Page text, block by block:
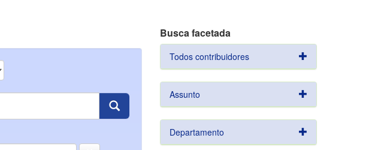
Busca facetada
Todos contribuidores
Assunto
Departamento